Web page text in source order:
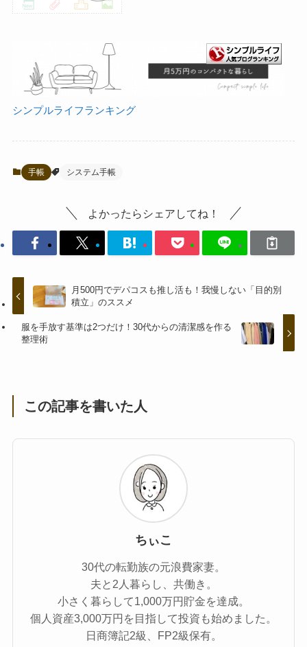
シンプルライフランキング
手帳 システム手帳
よかったらシェアしてね！
月500円でデパコスも推し活も！我慢しない「目的別
積立」のススメ
服を手放す基準は2つだけ！30代からの清潔感を作る
整理術
この記事を書いた人
ちぃこ
30代の転勤族の元浪費家妻。
夫と2人暮らし、共働き。
小さく暮らして1,000万円貯金を達成。
個人資産3,000万円を目指して投資も始めました。
日商簿記2級、FP2級保有。